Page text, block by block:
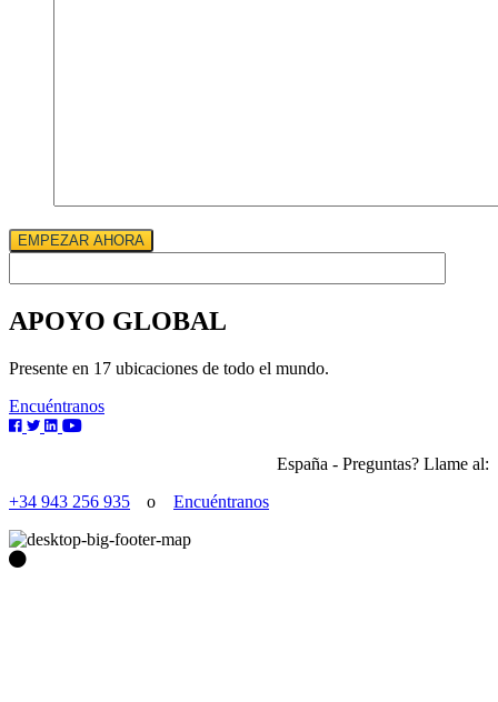
EMPEZAR AHORA
APOYO GLOBAL
Presente en 17 ubicaciones de todo el mundo.
Encuéntranos
España - Preguntas? Llame al:
+34 943 256 935
o Encuéntranos